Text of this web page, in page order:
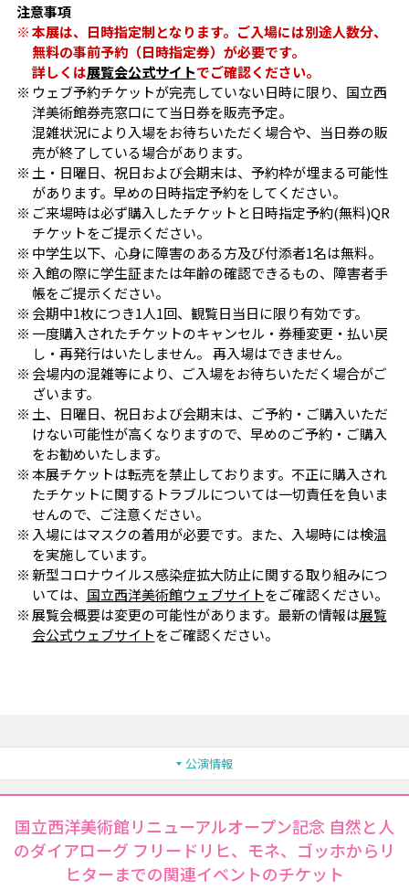
注意事項
本展は、日時指定制となります。ご入場には別途人数分、
無料の事前予約（日時指定券）が必要です。
詳しくは展覧会公式サイトでご確認ください。
ウェブ予約チケットが完売していない日時に限り、国立西
洋美術館券売窓口にて当日券を販売予定。
混雑状況により入場をお待ちいただく場合や、当日券の販
売が終了している場合があります。
土・日曜日、祝日および会期末は、予約枠が埋まる可能性
があります。早めの日時指定予約をしてください。
ご来場時は必ず購入したチケットと日時指定予約(無料)QR
チケットをご提示ください。
中学生以下、心身に障害のある方及び付添者1名は無料。
入館の際に学生証または年齢の確認できるもの、障害者手
帳をご提示ください。
会期中1枚につき1人1回、観覧日当日に限り有効です。
一度購入されたチケットのキャンセル・券種変更・払い戻
し・再発行はいたしません。 再入場はできません。
会場内の混雑等により、ご入場をお待ちいただく場合がご
ざいます。
土、日曜日、祝日および会期末は、ご予約・ご購入いただ
けない可能性が高くなりますので、早めのご予約・ご購入
をお勧めいたします。
本展チケットは転売を禁止しております。不正に購入され
たチケットに関するトラブルについては一切責任を負いま
せんので、ご注意ください。
入場にはマスクの着用が必要です。また、入場時には検温
を実施しています。
新型コロナウイルス感染症拡大防止に関する取り組みにつ
いては、 国立西洋美術館ウェブサイトをご確認ください。
展覧会概要は変更の可能性があります。最新の情報は展覧
会公式ウェブサイトをご確認ください。
公演情報
国立西洋美術館リニューアルオープン記念 自然と人
のダイアローグ フリードリヒ、モネ、ゴッホからリ
ヒターまでの関連イベントのチケット